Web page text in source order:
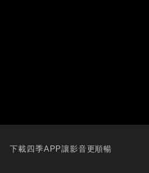
下載四季APP讓影音更順暢